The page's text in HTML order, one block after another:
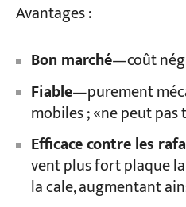
Avantages :
Bon marché—coût
Fiable—purement
mobiles ; «ne peut
Efficace contre les
vent plus fort plaque
la cale, augmentant